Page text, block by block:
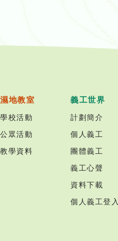
濕地教室
學校活動
公眾活動
教學資料
義工世界
計劃簡介
個人義工
團體義工
義工心聲
資料下載
個人義工登入